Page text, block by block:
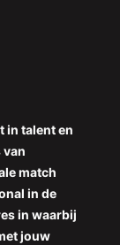
in talent en
van
match
in de
in waarbij
jouw